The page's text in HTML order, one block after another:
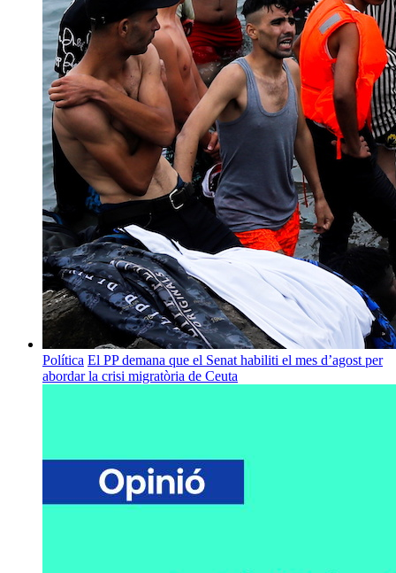
Política El PP demana que el Senat habiliti el mes d’agost per
abordar la crisi migratòria de Ceuta